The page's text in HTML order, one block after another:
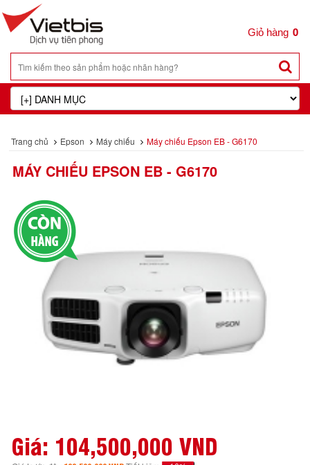
0
Trang chủ Epson Máy chiếu Máy chiếu Epson EB - G6170
MÁY CHIẾU EPSON EB - G6170
Giá: 104,500,000 VND